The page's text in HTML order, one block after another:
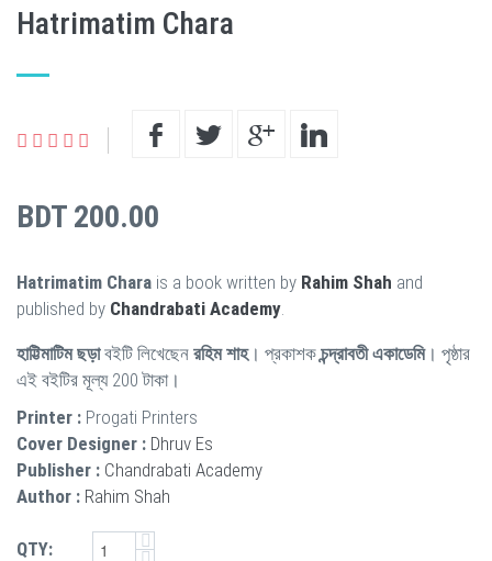
Hatrimatim Chara
BDT 200.00
Hatrimatim Chara is a book written by Rahim Shah and
published by Chandrabati Academy
হাট্টিমাটিম ছড়াবইটি লিখেছেন রহিম শাহ। প্রকাশকচন্দ্রাবতী একাডেমি। পৃষ্ঠার
এই বইটির মূল্য 200 টাকা।
Printer : Progati Printers
Cover Designer : Dhruv Es
Publisher : Chandrabati Academy
Author : Rahim Shah
QTY: